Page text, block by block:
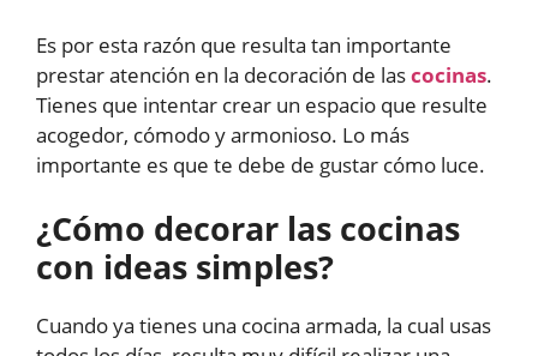
Es por esta razón que resulta tan importante
prestar atención en la decoración de lascocinas.
Tienes que intentar crear un espacio que resulte
acogedor, cómodo y armonioso. Lo más
importante es que te debe de gustar cómo luce.
¿Cómo decorar las cocinas
con ideas simples?
Cuando ya tienes una cocina armada, la cual usas